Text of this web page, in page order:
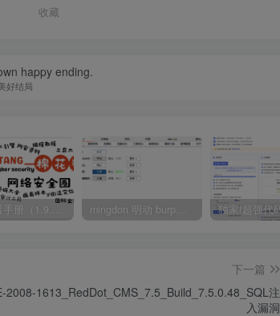
收藏
happy ending.
好结局
下一篇
2008-1613_RedDot_CMS_7.5_Build_7.5.0.48_SQL注
入漏洞